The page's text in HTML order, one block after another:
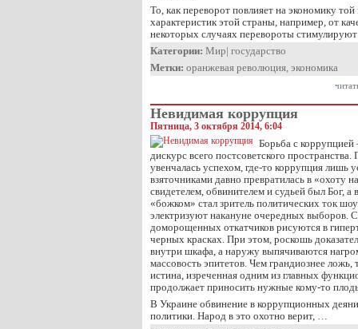
То, как переворот повлияет на экономику
характеристик этой страны, например, от
некоторых случаях перевороты
Категории: Мир| государство
Метки: оранжевая революция, экономика
Невидимая коррупция
Пятница, 3 октября 2014, 6:04
Борьба с коррупцией
дискурс всего постсоветского пространства.
увенчалась успехом, где-то коррупция лишь
взяточниками давно превратилась в «охоту
свидетелем, обвинителем и судьей был Бог, а
«божком» стал зритель политических ток
электризуют накануне очередных выборов.
доморощенных откатчиков рисуются в
черных красках. При этом, роскошь
внутри шкафа, а наружу выпячиваются
массовость эпитетов. Чем грандиознее ложь,
истина, изреченная одним из главных
продолжает приносить нужные кому-то
В Украине обвинение в коррупционных
политики. Народ в это охотно верит, …